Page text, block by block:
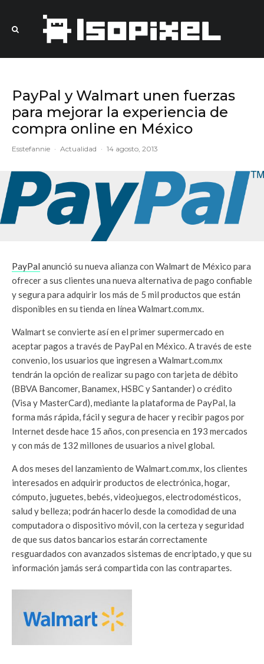
PayPal y Walmart unen fuerzas
para mejorar la experiencia de
compra online en México
Esstefannie · Actualidad · 14 agosto, 2013
PayPal anunció su nueva alianza con Walmart de México para
ofrecer a sus clientes una nueva alternativa de pago confiable
y segura para adquirir los más de 5 mil productos que están
disponibles en su tienda en línea Walmart.com.mx.
Walmart se convierte así en el primer supermercado en
aceptar pagos a través de PayPal en México. A través de este
convenio, los usuarios que ingresen a Walmart.com.mx
tendrán la opción de realizar su pago con tarjeta de débito
(BBVA Bancomer, Banamex, HSBC y Santander) o crédito
(Visa y MasterCard), mediante la plataforma de PayPal, la
forma más rápida, fácil y segura de hacer y recibir pagos por
Internet desde hace 15 años, con presencia en 193 mercados
y con más de 132 millones de usuarios a nivel global.
A dos meses del lanzamiento de Walmart.com.mx, los clientes
interesados en adquirir productos de electrónica, hogar,
cómputo, juguetes, bebés, videojuegos, electrodomésticos,
salud y belleza; podrán hacerlo desde la comodidad de una
computadora o dispositivo móvil, con la certeza y seguridad
de que sus datos bancarios estarán correctamente
resguardados con avanzados sistemas de encriptado, y que su
información jamás será compartida con las contrapartes.